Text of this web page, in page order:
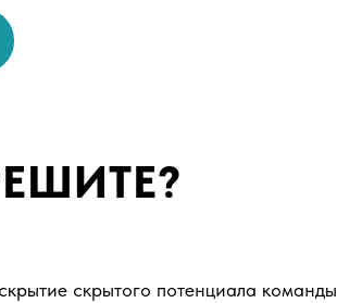
скрытого потенциала команды